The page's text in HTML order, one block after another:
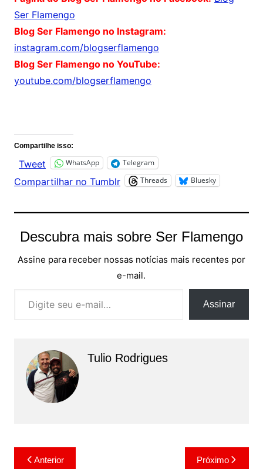
Ser Flamengo
Blog Ser Flamengo no Instagram:
instagram.com/blogserflamengo
Blog Ser Flamengo no YouTube:
youtube.com/blogserflamengo
Compartilhe isso:
Tweet WhatsApp Telegram
Compartilhar no Tumblr Threads Bluesky
Descubra mais sobre Ser Flamengo
Assine para receber nossas notícias mais recentes por
e-mail.
Assinar
Tulio Rodrigues
Navegação
Anterior Próximo